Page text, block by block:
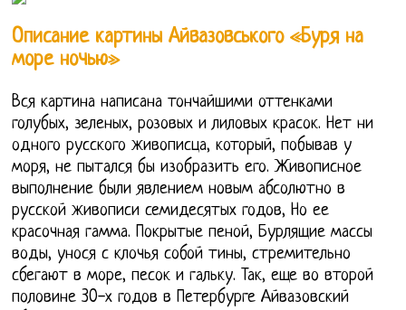
Описание картины Айвазовського «Буря на
море ночью»
Вся картина написана тончайшими оттенками
голубых, зеленых, розовых и лиловых красок. Нет ни
одного русского живописца, который, побывав у
моря, не пытался бы изобразить его. Живописное
выполнение были явлением новым абсолютно в
русской живописи семидесятых годов, Но ее
красочная гамма. Покрытые пеной, Бурлящие массы
воды, унося с клочья собой тины, стремительно
сбегают в море, песок и гальку. Так, еще во второй
половине 30-х годов в Петербурге Айвазовский